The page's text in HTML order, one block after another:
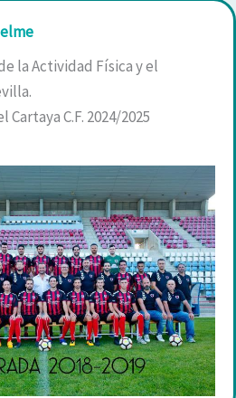
la Actividad Física y el
C.F. 2024/2025